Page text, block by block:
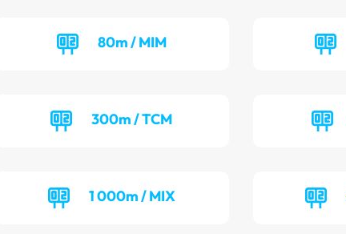
80m / MIM
300m / TCM
1 000m / MIX